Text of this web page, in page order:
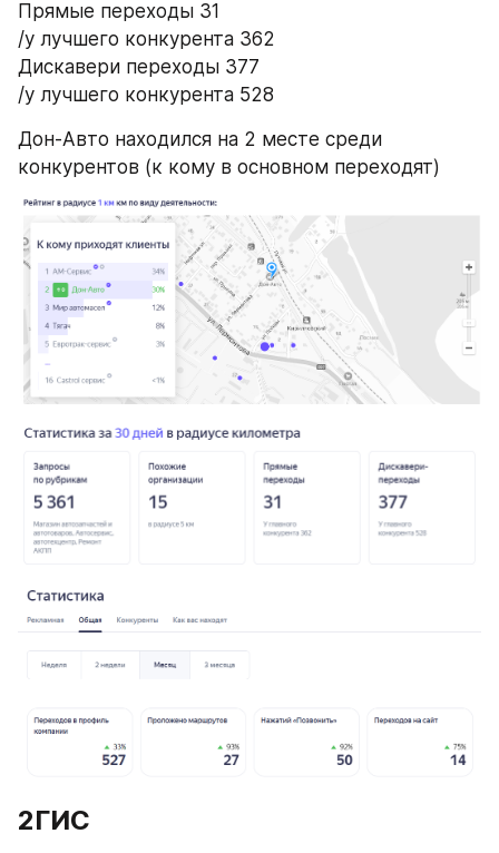
Прямые переходы 31
/у лучшего конкурента 362
Дискавери переходы 377
/у лучшего конкурента 528
Дон-Авто находился на 2 месте среди
конкурентов (к кому в основном переходят)
2ГИС